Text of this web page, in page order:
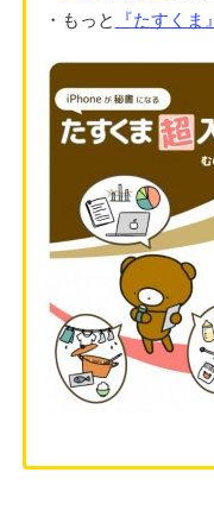
・もっと
『たすくま』